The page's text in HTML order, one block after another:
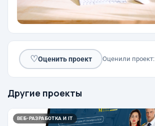
♡Оценить проект Оценили проект:
Другие проекты
ВЕБ-РАЗРАБОТКА И IT